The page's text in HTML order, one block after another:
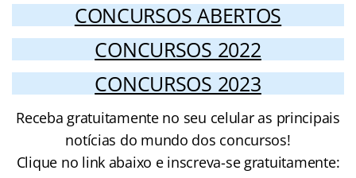
CONCURSOS ABERTOS
CONCURSOS 2022
CONCURSOS 2023
Receba gratuitamente no seu celular as principais
notícias do mundo dos concursos!
Clique no link abaixo e inscreva-se gratuitamente: